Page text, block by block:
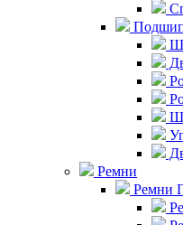
Ремни
Ремни